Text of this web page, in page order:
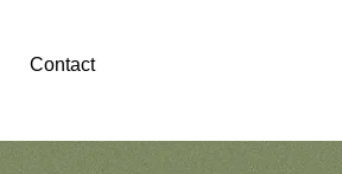
Contact